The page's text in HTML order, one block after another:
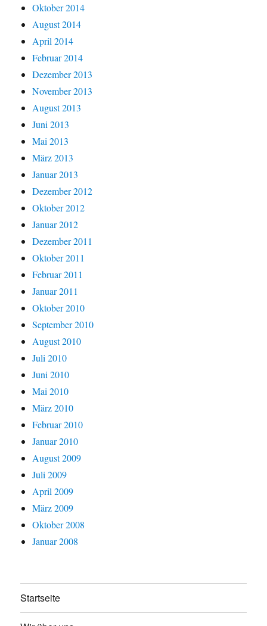
Oktober 2014
August 2014
April 2014
Februar 2014
Dezember 2013
November 2013
August 2013
Juni 2013
Mai 2013
März 2013
Januar 2013
Dezember 2012
Oktober 2012
Januar 2012
Dezember 2011
Oktober 2011
Februar 2011
Januar 2011
Oktober 2010
September 2010
August 2010
Juli 2010
Juni 2010
Mai 2010
März 2010
Februar 2010
Januar 2010
August 2009
Juli 2009
April 2009
März 2009
Oktober 2008
Januar 2008
Startseite